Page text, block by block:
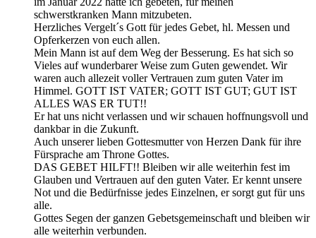
schwerstkranken Mann mitzubeten.
Herzliches Vergelt´s Gott für jedes Gebet, hl. Messen und
Opferkerzen von euch allen.
Mein Mann ist auf dem Weg der Besserung. Es hat sich so
Vieles auf wunderbarer Weise zum Guten gewendet. Wir
waren auch allezeit voller Vertrauen zum guten Vater im
Himmel. GOTT IST VATER; GOTT IST GUT; GUT IST
ALLES WAS ER TUT!!
Er hat uns nicht verlassen und wir schauen hoffnungsvoll und
dankbar in die Zukunft.
Auch unserer lieben Gottesmutter von Herzen Dank für ihre
Fürsprache am Throne Gottes.
DAS GEBET HILFT!! Bleiben wir alle weiterhin fest im
Glauben und Vertrauen auf den guten Vater. Er kennt unsere
Not und die Bedürfnisse jedes Einzelnen, er sorgt gut für uns
alle.
Gottes Segen der ganzen Gebetsgemeinschaft und bleiben wir
alle weiterhin verbunden.